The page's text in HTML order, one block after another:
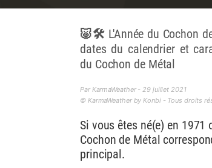
🐷🛠️ L'Année du Cochon
dates du calendrier et
du Cochon de Métal
Par KarmaWeather - 29 juillet 2021
© KarmaWeather by Konbi - Tous droits
Si vous êtes né(e) en
Cochon de Métal
principal.